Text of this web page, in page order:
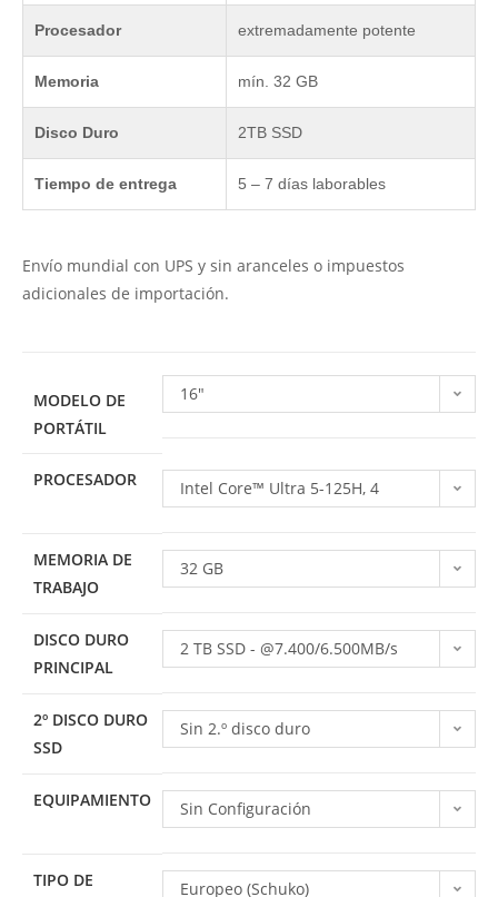
Procesador extremadamente potente
Memoria mín. 32 GB
Disco Duro 2TB SSD
Tiempo de entrega 5 – 7 días laborables
Envío mundial con UPS y sin aranceles o impuestos
adicionales de importación.
MODELO DE
PORTÁTIL
16"
PROCESADOR
Intel Core™ Ultra 5-125H, 4
eficientes, 3.3GHz, 16 hilos
MEMORIA DE
TRABAJO
32 GB
DISCO DURO
PRINCIPAL
2 TB SSD - @7.400/6.500MB/s
2º DISCO DURO
SSD
Sin 2.º disco duro
EQUIPAMIENTO Sin Configuración
TIPO DE
Europeo (Schuko)